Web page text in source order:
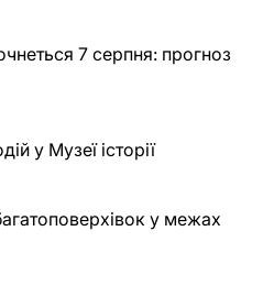
7 серпня: прогноз
у Музеї історії
у межах